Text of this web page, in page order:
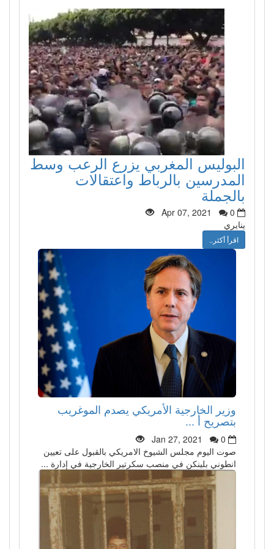
البوليس المغربي يزرع الرعب وسط
المدرسين بالرباط واعتقالات
بالجملة
Apr 07, 2021
0
ينايري
اقرأ أكثر..
وزير الخارجية الأمريكي يصدم الموغريب
بتصريح أ ...
Jan 27, 2021
0
صوت اليوم مجلس الشيوخ الامريكي بالقبول على تعيين
انطوني بلينكن في منصب سكرتير الخارجية في إدارة ...